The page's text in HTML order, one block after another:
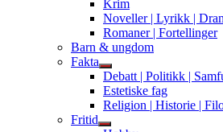
Krim
Noveller | Lyrikk |
Romaner | Fortellinger
Barn & ungdom
Fakta
Show
sub
menu
Debatt | Politikk |
Estetiske fag
Religion | Historie |
Fritid
Show